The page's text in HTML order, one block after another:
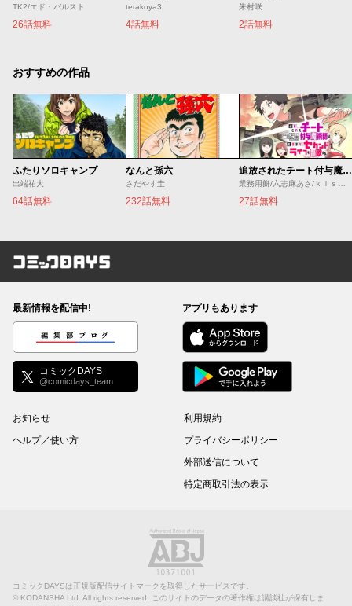
TK2/エド・バルスト
26話無料
terakoya3
4話無料
朱村咲
2話無料
おすすめの作品
ふたりソロキャンプ
出端祐大
64話無料
なんと孫六
さだやす圭
232話無料
追放されたチート付与魔術師は気ままなセカンドライフを謳歌する。 ～俺は武器だけじゃなく、あらゆるものに『強化ポイント』を付与できるし、俺の意思でいつでも効果を解除できるけど、残った人たち大丈夫？～
27話無料
コミックDAYS
最新情報を配信中!
編集部ブログ
コミックDAYS
@comicdays_team
アプリもあります
お知らせ
ヘルプ／使い方
利用規約
プライバシーポリシー
外部送信について
特定商取引法の表示
コミックDAYSは正規版配信サイトマークを取得したサービスです。
© KODANSHA Ltd. All rights reserved. このサイトのデータの著作権は講談社が保有しま